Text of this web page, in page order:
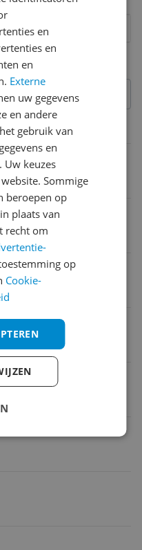
7
6
4
en
en
en
Externe
uw gegevens
en andere
gebruik van
en
Uw keuzes
Sommige
beroepen op
plaats van
recht om
op
Cookie-